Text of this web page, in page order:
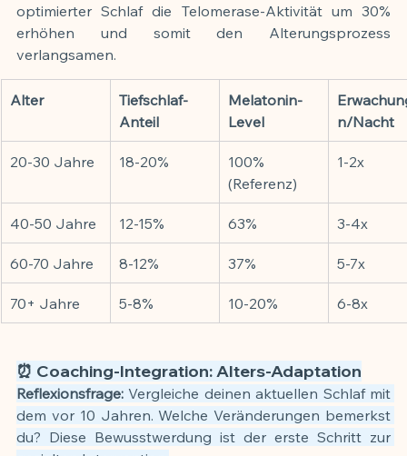
optimierter Schlaf die Telomerase-Aktivität um 30%
erhöhen und somit den Alterungsprozess
verlangsamen.
Alter
Tiefschlaf-
Anteil
Melatonin-
Level
n/Nacht
20-30 Jahre 18-20%
100%
(Referenz)
1-2x
40-50 Jahre 12-15% 63% 3-4x
60-70 Jahre 8-12% 37% 5-7x
70+ Jahre 5-8% 10-20% 6-8x
⏰ Coaching-Integration: Alters-Adaptation
Reflexionsfrage: Vergleiche deinen aktuellen Schlaf mit
dem vor 10 Jahren. Welche Veränderungen bemerkst
du? Diese Bewusstwerdung ist der erste Schritt zur